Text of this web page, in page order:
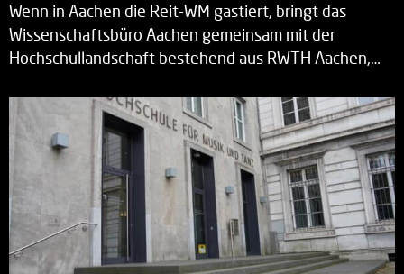
Wenn in Aachen die Reit-WM gastiert, bringt das
Wissenschaftsbüro Aachen gemeinsam mit der
Hochschullandschaft bestehend aus RWTH Aachen,…